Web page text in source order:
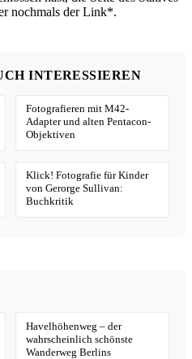
nochmals der Link*.
INTERESSIEREN
Fotografieren mit M42-
Adapter und alten Pentacon-
Objektiven
Klick! Fotografie für Kinder
von Gerorge Sullivan:
Buchkritik
Havelhöhenweg – der
wahrscheinlich schönste
Wanderweg Berlins